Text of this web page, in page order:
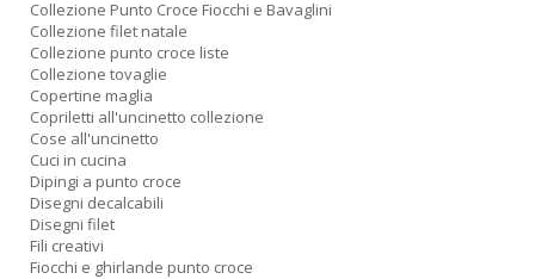
Collezione Punto Croce Fiocchi e Bavaglini
Collezione filet natale
Collezione punto croce liste
Collezione tovaglie
Copertine maglia
Copriletti all'uncinetto collezione
Cose all'uncinetto
Cuci in cucina
Dipingi a punto croce
Disegni decalcabili
Disegni filet
Fili creativi
Fiocchi e ghirlande punto croce